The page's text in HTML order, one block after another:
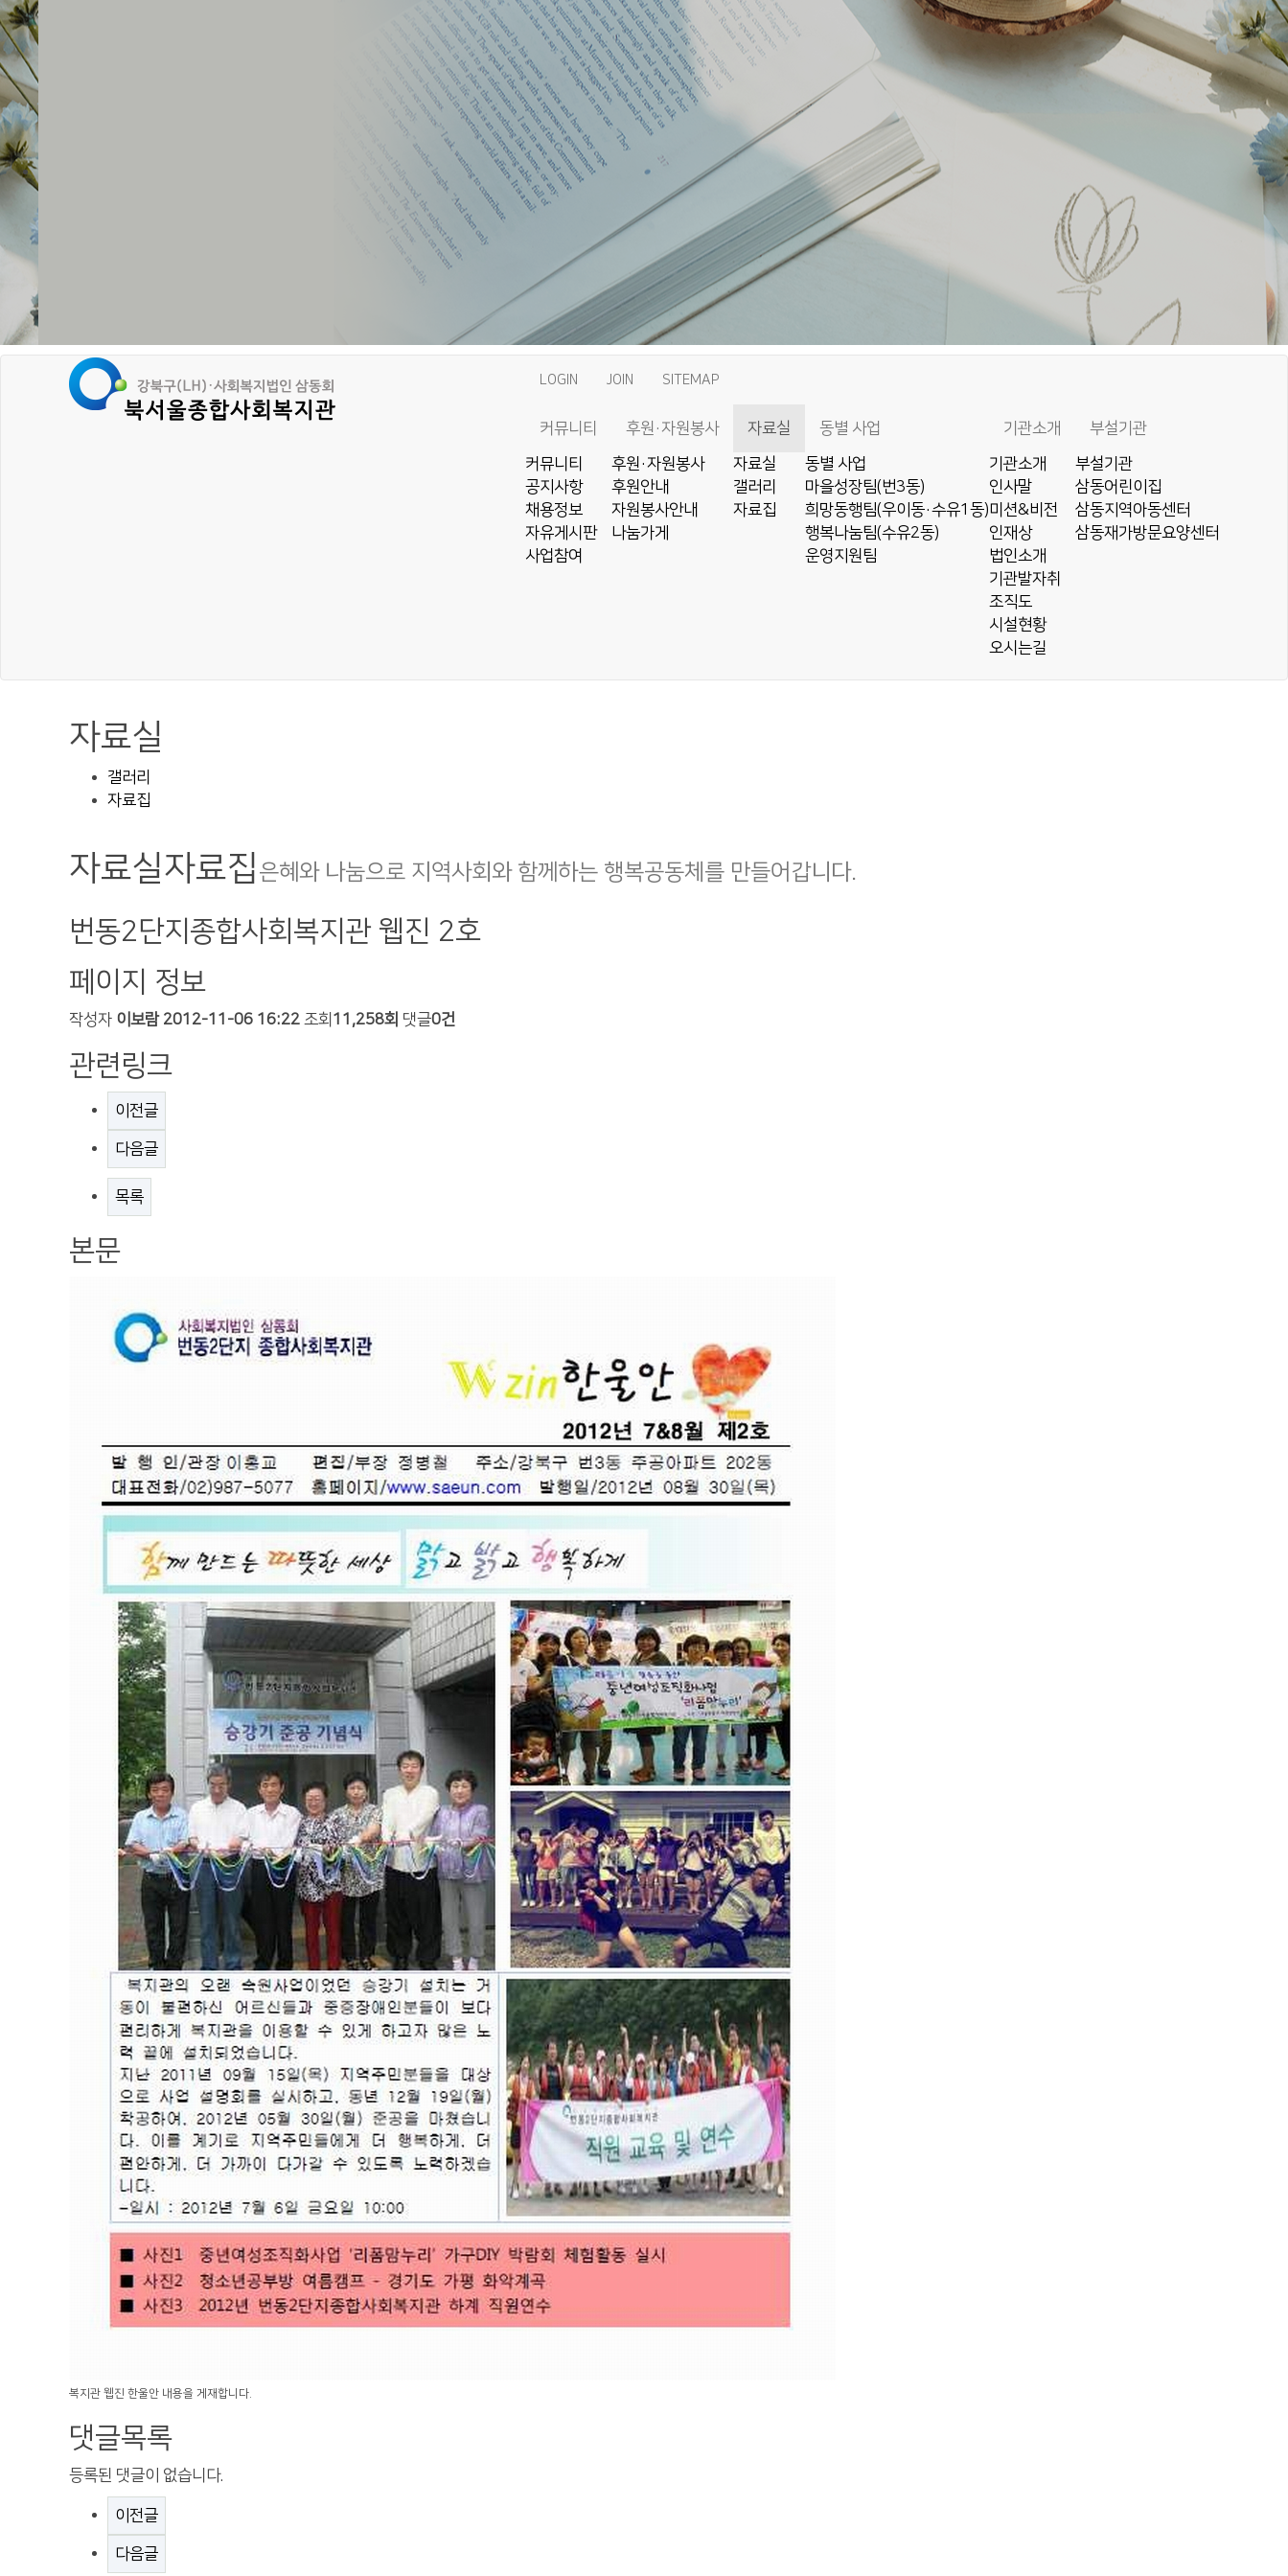
LOGIN JOIN SITEMAP
커뮤니티
커뮤니티
공지사항
채용정보
자유게시판
사업참여
후원·자원봉사
후원·자원봉사
후원안내
자원봉사안내
나눔가게
자료실
자료실
갤러리
자료집
동별 사업
동별 사업
마을성장팀(번3동)
희망동행팀(우이동·수유1동)
행복나눔팀(수유2동)
운영지원팀
기관소개
기관소개
인사말
미션&비전
인재상
법인소개
기관발자취
조직도
시설현황
오시는길
부설기관
부설기관
삼동어린이집
삼동지역아동센터
삼동재가방문요양센터
자료실
갤러리
자료집
자료실자료집은혜와 나눔으로 지역사회와 함께하는 행복공동체를 만들어갑니다.
번동2단지종합사회복지관 웹진 2호
페이지 정보
작성자 이보람 2012-11-06 16:22 조회 11,258회 댓글0건
관련링크
이전글
다음글
목록
본문
복지관 웹진 한울안 내용을 게재합니다.
댓글목록
등록된 댓글이 없습니다.
이전글
다음글